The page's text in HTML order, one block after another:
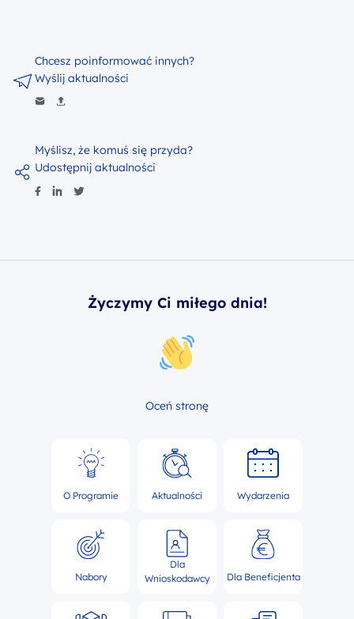
Myślisz, że komuś się przyda?
Udostępnij aktualności
Chcesz poinformować innych?
Wyślij aktualności
Życzymy Ci miłego dnia!
Oceń stronę
O Programie Aktualności Wydarzenia
Nabory
Dla
Wnioskodawcy
Dla Beneficjenta